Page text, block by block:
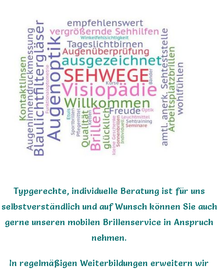
Typgerechte, individuelle Beratung ist für uns
selbstverständlich und auf Wunsch können Sie auch
gerne unseren mobilen Brillenservice in Anspruch
nehmen.
In regelmäßigen Weiterbildungen erweitern wir